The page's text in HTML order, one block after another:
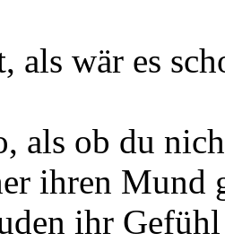
als wär es
als ob du
ihren Mund
ihr